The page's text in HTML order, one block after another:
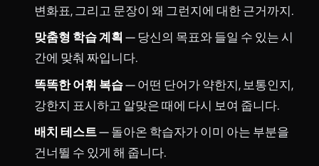
변화표, 그리고 문장이 왜 그런지에 대한 근거까지.
맞춤형 학습 계획 — 당신의 목표와 들일 수 있는 시
간에 맞춰 짜입니다.
똑똑한 어휘 복습— 어떤 단어가 약한지, 보통인지,
강한지 표시하고 알맞은 때에 다시 보여 줍니다.
배치 테스트— 돌아온 학습자가 이미 아는 부분을
건너뛸 수 있게 해 줍니다.